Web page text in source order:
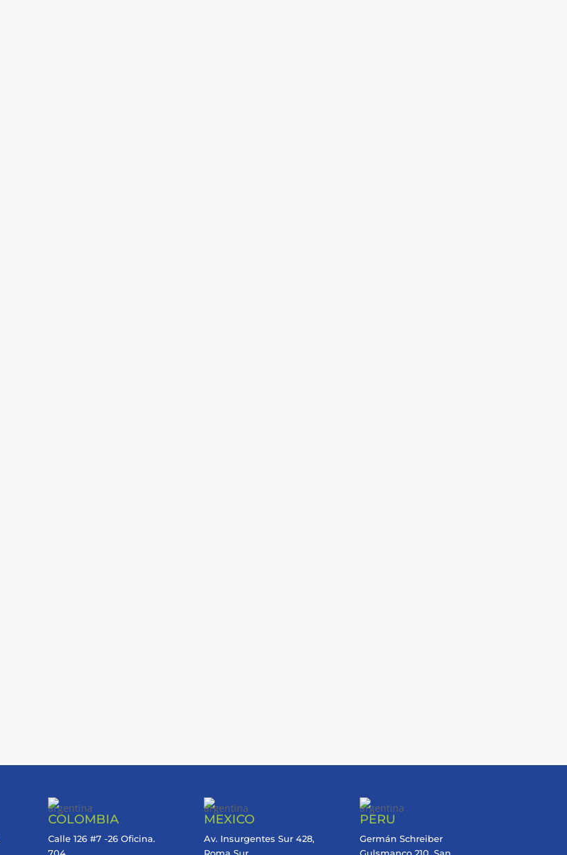
COLOMBIA
Calle 126 #7 -26 Oficina.
MEXICO
Av. Insurgentes Sur 428,
PERU
Germán Schreiber